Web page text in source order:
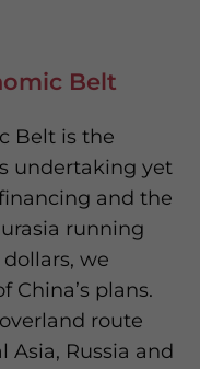
Belt
Belt is the
undertaking yet
and the
running
we
plans.
route
Asia, Russia and